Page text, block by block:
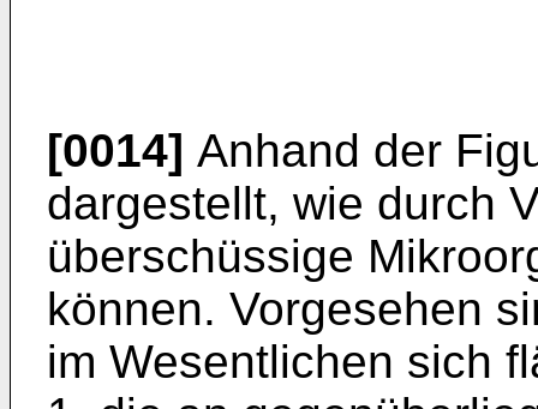
[0014] Anhand der
dargestellt, wie durch
überschüssige
können. Vorgesehen
im Wesentlichen sich